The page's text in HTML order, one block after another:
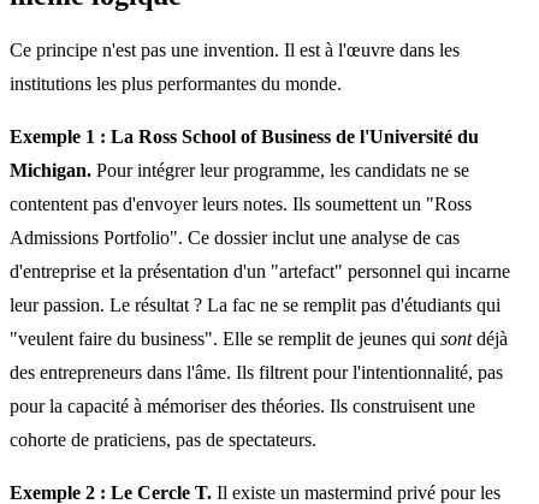
Ce principe n'est pas une invention. Il est à l'œuvre dans les
institutions les plus performantes du monde.
Exemple 1 : La Ross School of Business de l'Université du
Michigan. Pour intégrer leur programme, les candidats ne se
contentent pas d'envoyer leurs notes. Ils soumettent un "Ross
Admissions Portfolio". Ce dossier inclut une analyse de cas
d'entreprise et la présentation d'un "artefact" personnel qui incarne
leur passion. Le résultat ? La fac ne se remplit pas d'étudiants qui
"veulent faire du business". Elle se remplit de jeunes qui sontdéjà
des entrepreneurs dans l'âme. Ils filtrent pour l'intentionnalité, pas
pour la capacité à mémoriser des théories. Ils construisent une
cohorte de praticiens, pas de spectateurs.
Exemple 2 : Le Cercle T. Il existe un mastermind privé pour les